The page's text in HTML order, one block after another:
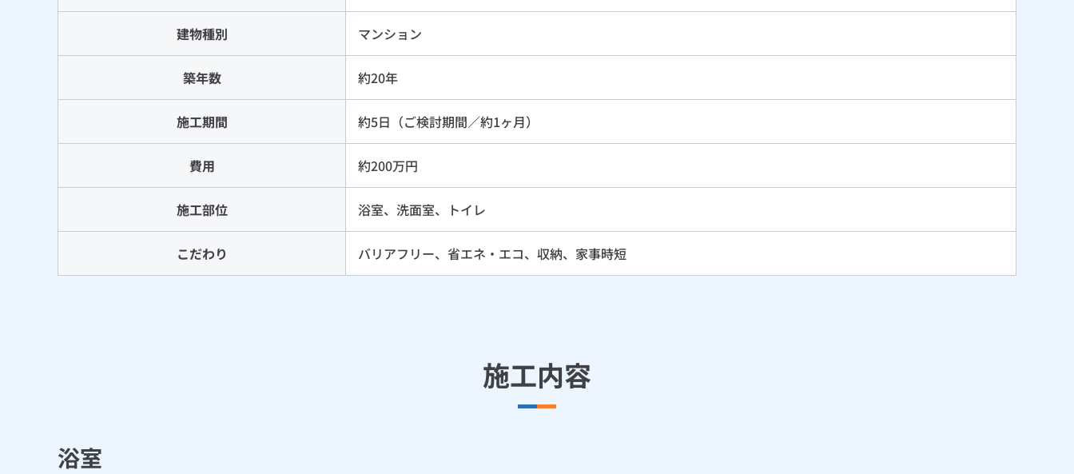
建物種別 マンション
築年数 約20年
施工期間 約5日（ご検討期間／約1ヶ月）
費用 約200万円
施工部位 浴室、洗面室、トイレ
こだわり バリアフリー、省エネ・エコ、収納、家事時短
施工内容
浴室